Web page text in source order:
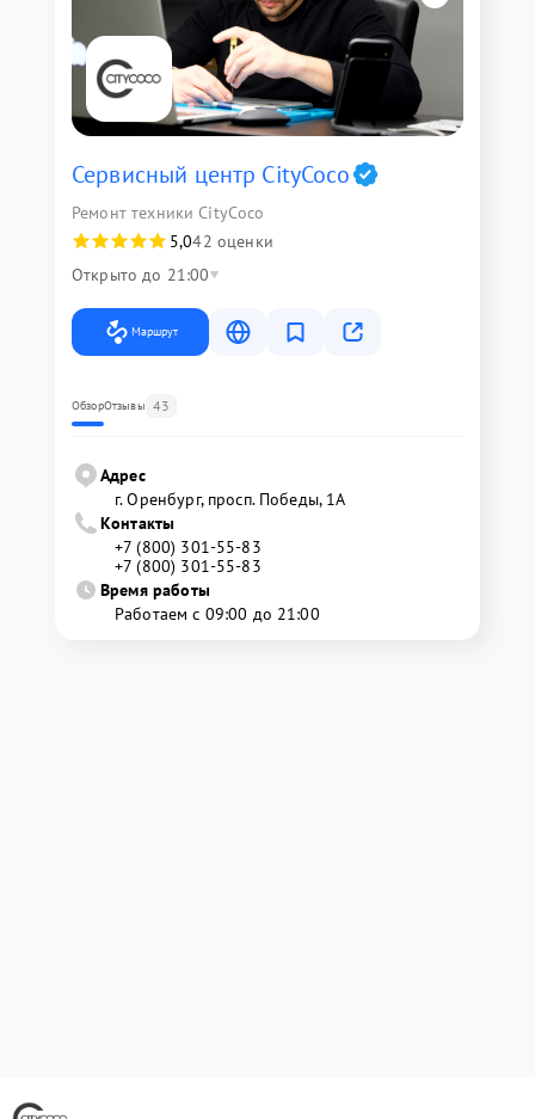
Сервисный центр CityCoco
Ремонт техники CityCoco
5,042 оценки
Открыто до 21:00
Маршрут
ОбзорОтзывы 43
Адрес
г. Оренбург, просп. Победы, 1А
Контакты
+7 (800) 301-55-83
+7 (800) 301-55-83
Время работы
Работаем с 09:00 до 21:00